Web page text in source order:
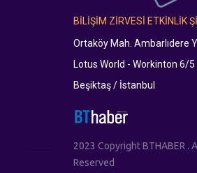
BİLİŞİM ZİRVESİ ETKİNLİK
Ortaköy Mah. Ambarlıdere
Lotus World - Workinton 6/5
Beşiktaş / İstanbul
2023 Copyright BTHABER .
Reserved